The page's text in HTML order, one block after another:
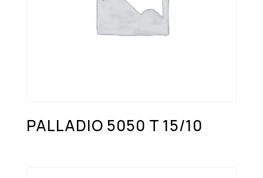
PALLADIO 5050 T 15/10